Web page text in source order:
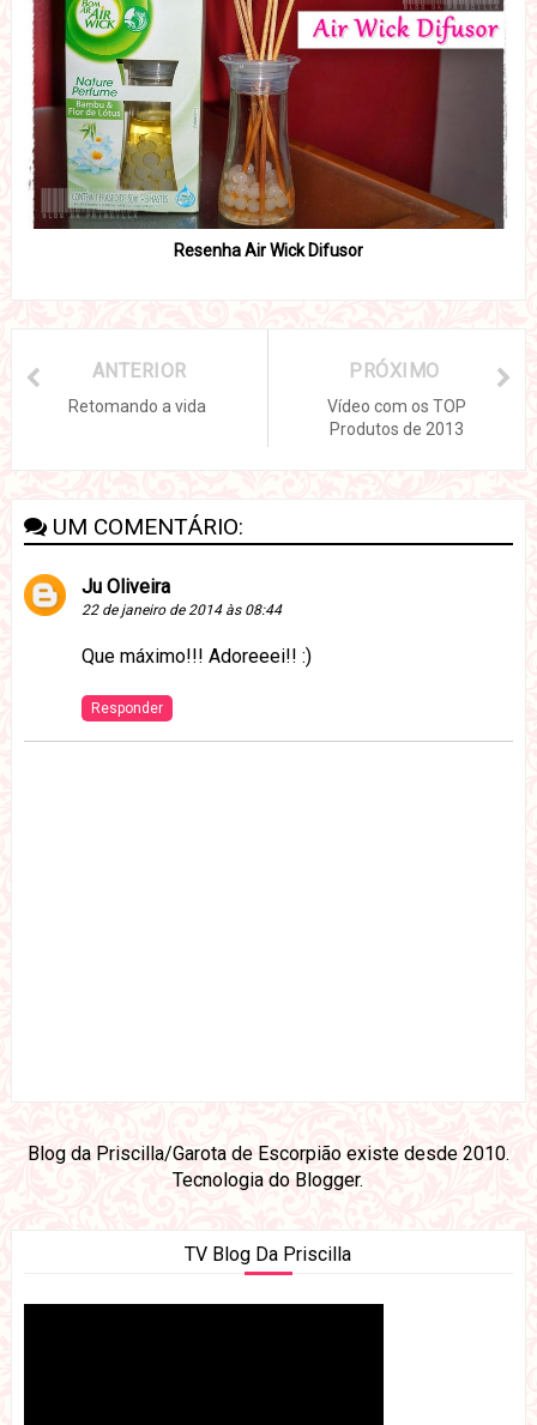
Resenha Air Wick Difusor
PRÓXIMO
Vídeo com os TOP
Produtos de 2013
ANTERIOR
Retomando a vida
UM COMENTÁRIO:
Ju Oliveira
22 de janeiro de 2014 às 08:44
Que máximo!!! Adoreeei!! :)
Responder
Blog da Priscilla/Garota de Escorpião existe desde 2010.
Tecnologia do Blogger.
TV Blog Da Priscilla